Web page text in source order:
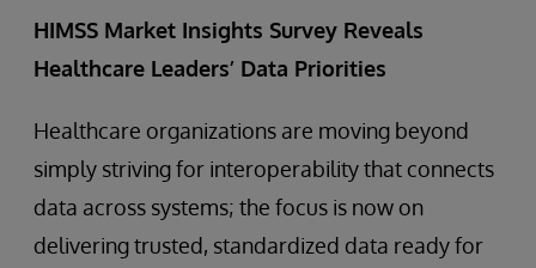
HIMSS Market Insights Survey Reveals
Healthcare Leaders’ Data Priorities
Healthcare organizations are moving beyond
simply striving for interoperability that connects
data across systems; the focus is now on
delivering trusted, standardized data ready for